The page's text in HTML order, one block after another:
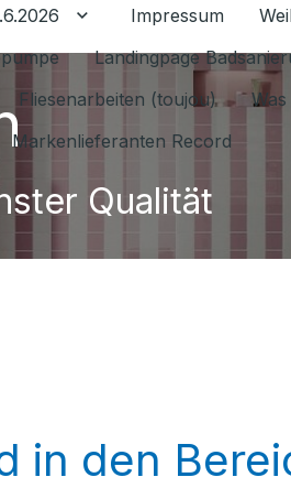
umschalten
Untermenü für
Impressum
Landingpage
Fliesenarbeiten (toujou)
Markenlieferanten Record
Qualität
in den